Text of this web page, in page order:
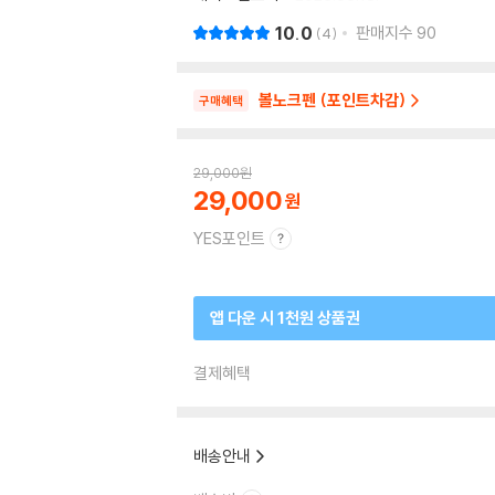
10.0 4 판매지수 90
구매혜택 볼노크펜 (포인트차감)
29,000원
29,000
YES포인트
앱 다운 시 1천원 상품권
결제혜택
배송안내